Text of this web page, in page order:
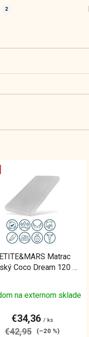
2
Matrac
Coco Dream 120 x
na externom sklade
€34,36/ ks
€42,95 (–20 %)